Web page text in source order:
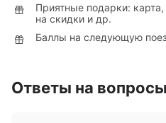
Приятные подарки:
на скидки и др.
Баллы на следующую
Ответы на вопросы